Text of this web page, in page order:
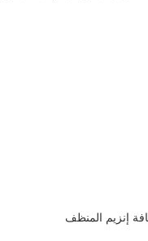
إنزيم المنظف